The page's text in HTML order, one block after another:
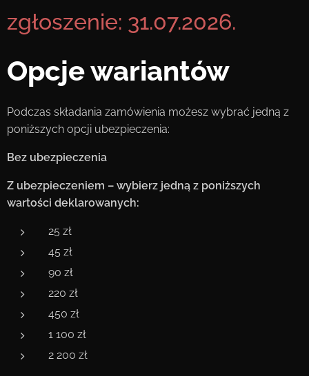
zgłoszenie: 31.07.2026.
Opcje wariantów
Podczas składania zamówienia możesz wybrać jedną z
poniższych opcji ubezpieczenia:
Bez ubezpieczenia
Z ubezpieczeniem – wybierz jedną z poniższych
wartości deklarowanych:
25 zł
45 zł
90 zł
220 zł
450 zł
1 100 zł
2 200 zł